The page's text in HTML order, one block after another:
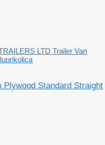
LTD Trailer Van
Plywood Standard Straight